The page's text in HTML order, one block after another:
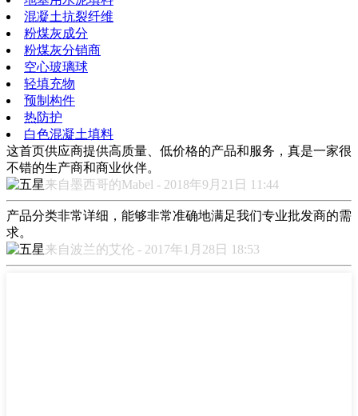
混凝土抗裂纤维
粉煤灰成分
粉煤灰分销商
空心玻璃球
轻填充物
预制构件
热防护
白色混凝土填料
这首页供应商提供高质量、低价格的产品和服务，真是一家很
不错的生产商和商业伙伴。
来自墨西哥的Mabel - 2018年9月21日 11:44
产品分类非常详细，能够非常准确地满足我们专业批发商的需
求。
来自波兰的艾伦 - 2017年1月28日 18:53